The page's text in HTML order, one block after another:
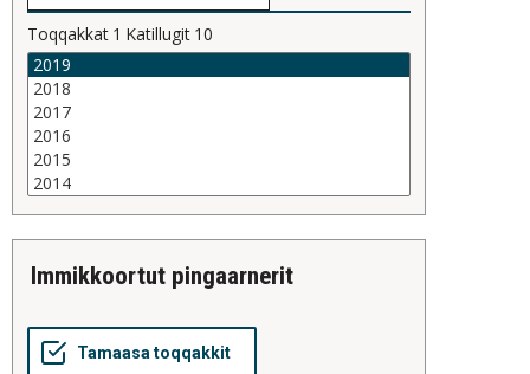
Toqqakkat 1 Katillugit 10
immikkoortut pingaarnerit